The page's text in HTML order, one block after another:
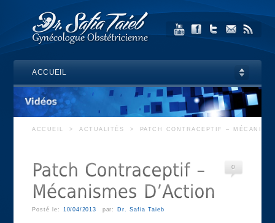
ACCUEIL
ACCUEIL > ACTUALITÉS > PATCH CONTRACEPTIF –
0
Posté le: 10/04/2013 par: Dr. Safia Taieb